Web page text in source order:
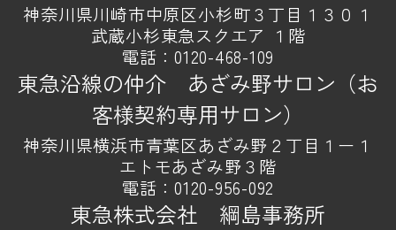
神奈川県川崎市中原区小杉町３丁目１３０１
武蔵小杉東急スクエア １階
電話：0120-468-109
東急沿線の仲介 あざみ野サロン（お
客様契約専用サロン）
神奈川県横浜市青葉区あざみ野２丁目１ー１
エトモあざみ野３階
電話：0120-956-092
東急株式会社 綱島事務所